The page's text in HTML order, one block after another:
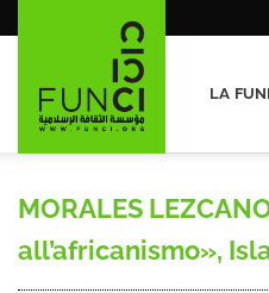
LA
MORALES
all’africanismo»,